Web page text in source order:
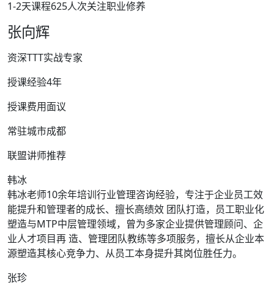
1-2天课程625人次关注职业修养
张向辉
资深TTT实战专家
授课经验4年
授课费用面议
常驻城市成都
联盟讲师推荐
韩冰
​韩冰老师10余年培训行业管理咨询经验，专注于企业员工效
能提升和管理者的成长、擅长高绩效 团队打造，员工职业化
塑造与MTP中层管理领域，曾为多家企业提供管理顾问、企
业人才项目再 造、管理团队教练等多项服务，擅长从企业本
源塑造其核心竞争力、从员工本身提升其岗位胜任力。
张珍